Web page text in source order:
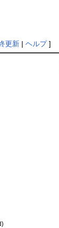
更新| ヘルプ]